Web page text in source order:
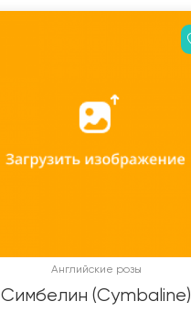
Английские розы
Симбелин (Cymbaline)